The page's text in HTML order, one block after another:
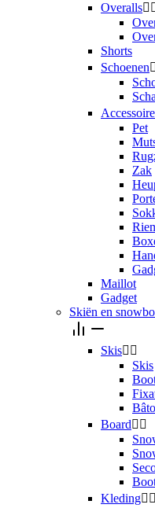
Overalls
Shorts
Schoenen
Pet
Zak
Maillot
Gadget
Skiën en
Skis 
Skis
Board 
Kleding 